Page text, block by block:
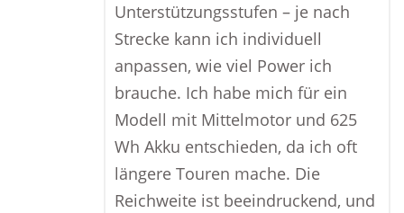
Unterstützungsstufen – je nach
Strecke kann ich individuell
anpassen, wie viel Power ich
brauche. Ich habe mich für ein
Modell mit Mittelmotor und 625
Wh Akku entschieden, da ich oft
längere Touren mache. Die
Reichweite ist beeindruckend, und